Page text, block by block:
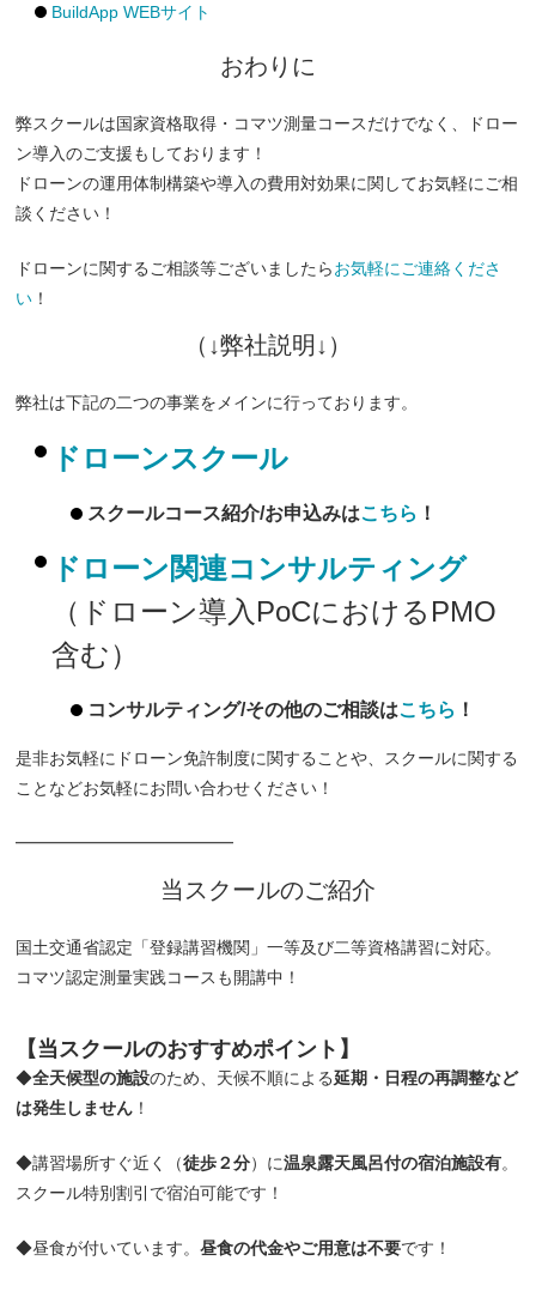
BuildApp WEBサイト
おわりに
弊スクールは国家資格取得・コマツ測量コースだけでなく、ドロー
ン導入のご支援もしております！
ドローンの運用体制構築や導入の費用対効果に関してお気軽にご相
談ください！
ドローンに関するご相談等ございましたらお気軽にご連絡くださ
い ！
（↓弊社説明↓）
弊社は下記の二つの事業をメインに行っております。
ドローンスクール
スクールコース紹介/お申込みはこちら ！
ドローン関連コンサルティング
（ドローン導入PoCにおけるPMO
含む）
コンサルティング/その他のご相談はこちら ！
是非お気軽にドローン免許制度に関することや、スクールに関する
ことなどお気軽にお問い合わせください！
━━━━━━━━━━━━━
当スクールのご紹介
国土交通省認定「登録講習機関」一等及び二等資格講習に対応。
コマツ認定測量実践コースも開講中！
【当スクールのおすすめポイント 】
◆全天候型の施設のため、天候不順による延期・日程の再調整など
は発生しません ！
◆講習場所すぐ近く（徒歩２分）に温泉露天風呂付の宿泊施設有。
スクール特別割引で宿泊可能です！
◆昼食が付いています。昼食の代金やご用意は不要です！